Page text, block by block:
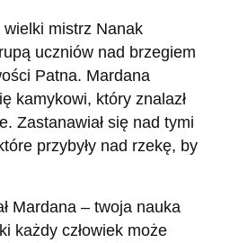
wielki mistrz Nanak
uczniów nad brzegiem
Patna. Mardana
kamykowi, który znalazł
Zastanawiał się nad tymi
przybyły nad rzekę, by
Mardana – twoja nauka
każdy człowiek może